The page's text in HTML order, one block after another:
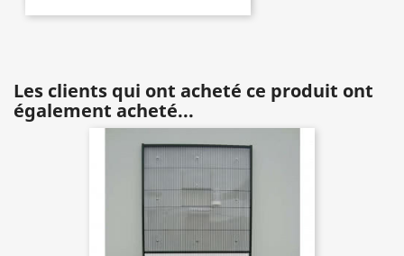
Les clients qui ont acheté ce produit ont
également acheté...